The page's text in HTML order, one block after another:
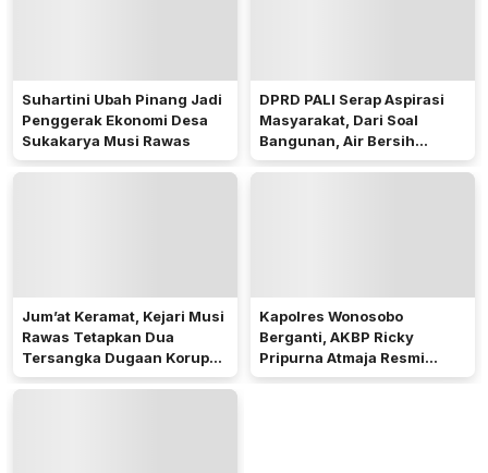
Suhartini Ubah Pinang Jadi
Penggerak Ekonomi Desa
Sukakarya Musi Rawas
DPRD PALI Serap Aspirasi
Masyarakat, Dari Soal
Bangunan, Air Bersih
Hingga Pergub Seismik
Jum’at Keramat, Kejari Musi
Rawas Tetapkan Dua
Tersangka Dugaan Korupsi
Dana PSR
Kapolres Wonosobo
Berganti, AKBP Ricky
Pripurna Atmaja Resmi
Menjabat